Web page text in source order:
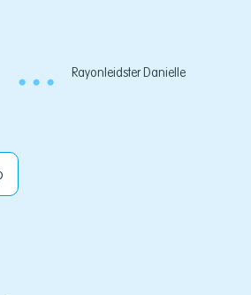
Rayonleidster Danielle